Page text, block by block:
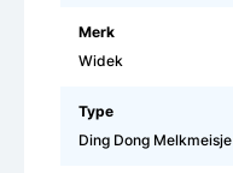
Merk
Widek
Type
Ding Dong Melkmeisje